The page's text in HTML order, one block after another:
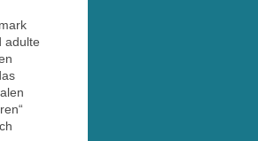
adulte